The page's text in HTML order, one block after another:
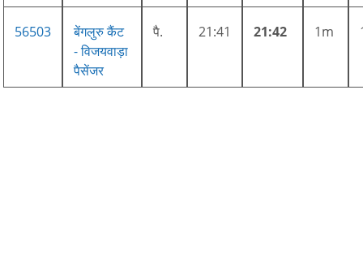
56503
बेंगलुरु कैंट
- विजयवाड़ा
पैसेंजर
पै. 21:41 21:42 1m